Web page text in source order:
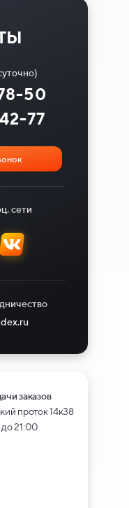
77
50
сети
заказов
проток 14к38
21:00